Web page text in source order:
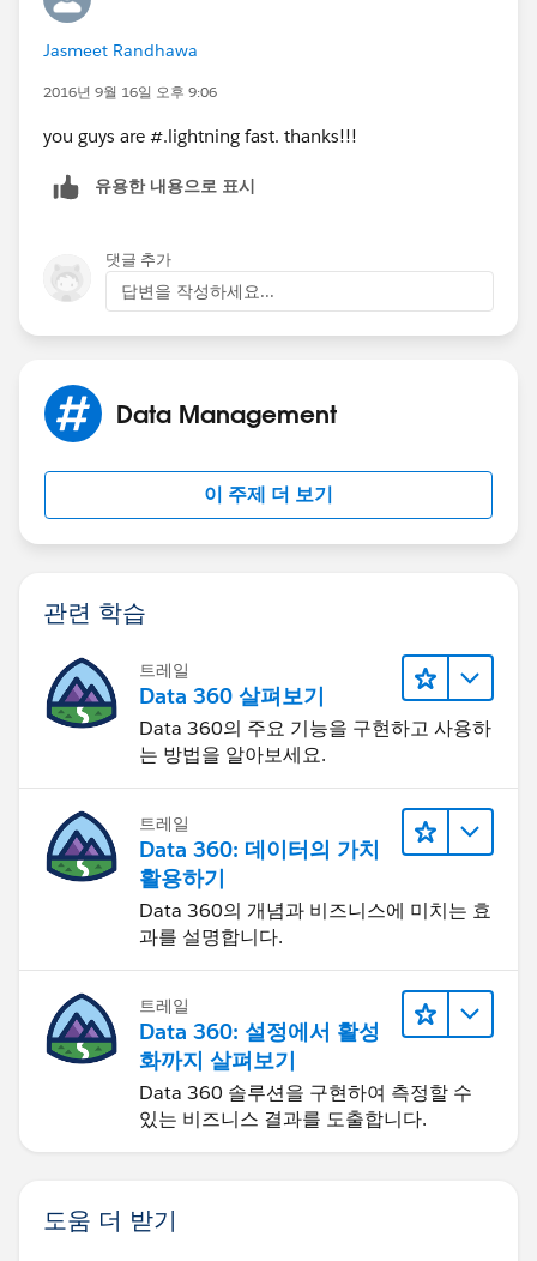
Jasmeet Randhawa
2016년 9월 16일 오후 9:06
you guys are #.lightning fast. thanks!!!
유용한 내용으로 표시
댓글 추가
답변을 작성하세요...
Data Management
이 주제 더 보기
관련 학습
트레일
Data 360 살펴보기
Data 360의 주요 기능을 구현하고 사용하
는 방법을 알아보세요.
트레일
Data 360: 데이터의 가치
활용하기
Data 360의 개념과 비즈니스에 미치는 효
과를 설명합니다.
트레일
Data 360: 설정에서 활성
화까지 살펴보기
Data 360 솔루션을 구현하여 측정할 수
있는 비즈니스 결과를 도출합니다.
도움 더 받기